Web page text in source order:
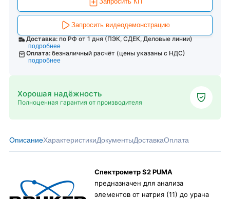
Запросить видеодемонстрацию
Доставка: по РФ от 1 дня (ПЭК, СДЕК, Деловые линии)
подробнее
Оплата: безналичный расчёт (цены указаны с НДС)
подробнее
Хорошая надёжность
Полноценная гарантия от производителя
ОписаниеХарактеристикиДокументыДоставкаОплата
Спектрометр S2 PUMA
предназначен для анализа
элементов от натрия (11) до урана